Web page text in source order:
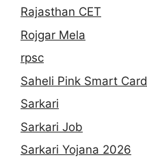
Rajasthan CET
Rojgar Mela
rpsc
Saheli Pink Smart Card
Sarkari
Sarkari Job
Sarkari Yojana 2026